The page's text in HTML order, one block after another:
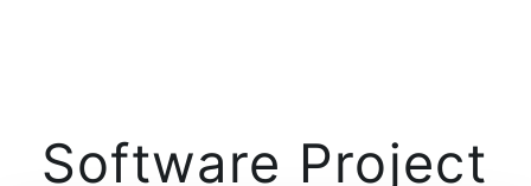
Software Project